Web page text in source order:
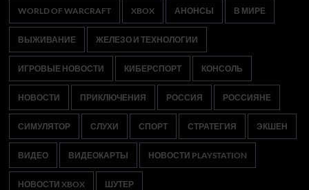
WORLD OF WARCRAFT XBOX АНОНСЫ В МИРЕ
ВЫЖИВАНИЕ ЖЕЛЕЗО И ТЕХНОЛОГИИ
ИГРОВЫЕ НОВОСТИ КИБЕРСПОРТ КОНСОЛЬ
НОВОСТИ ПРИКЛЮЧЕНИЯ РОССИЯ РОССИЯНЕ
СИМУЛЯТОР СЛУХИ СПОРТ СТРАТЕГИЯ ЭКШЕН
ВИДЕО ВИДЕОКАРТЫ НОВОСТИ PLAYSTATION
НОВОСТИ XBOX ШУТЕР